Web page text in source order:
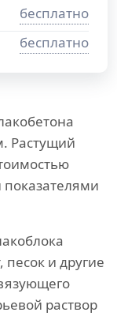
Растущий
и другие
раствор
бесплатно
бесплатно